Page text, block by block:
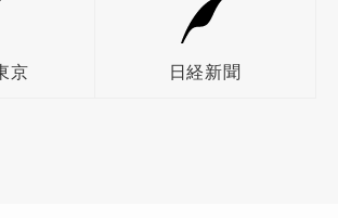
京 日経新聞